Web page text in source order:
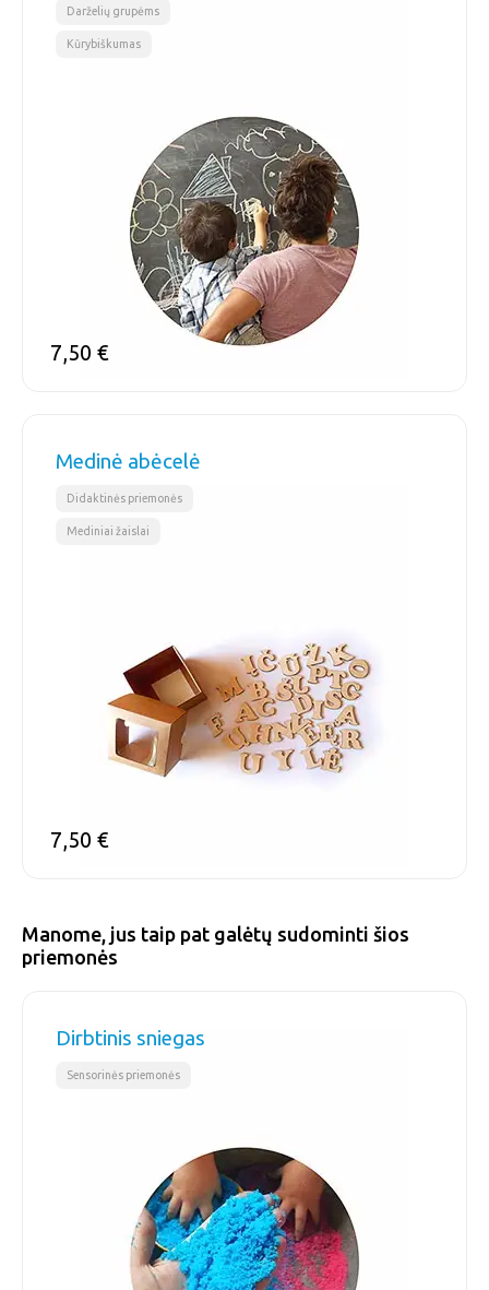
Darželių grupėms
Kūrybiškumas
7,50 €
Medinė abėcelė
Didaktinės priemonės
Mediniai žaislai
7,50 €
Manome, jus taip pat galėtų sudominti šios
priemonės
Dirbtinis sniegas
Sensorinės priemonės